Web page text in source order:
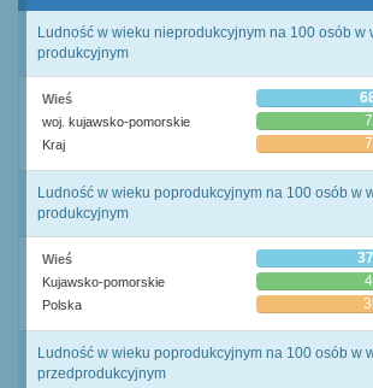
Ludność w wieku nieprodukcyjnym na 100 osób w
produkcyjnym
Wieś
woj. kujawsko-pomorskie
Kraj
Ludność w wieku poprodukcyjnym na 100 osób w
produkcyjnym
Wieś
Kujawsko-pomorskie
Polska
Ludność w wieku poprodukcyjnym na 100 osób w
przedprodukcyjnym